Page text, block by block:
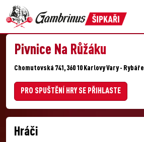
Pivnice Na Růžáku
Chomutovská 741, 360 10 Karlovy Vary - Rybáře
PRO SPUŠTĚNÍ HRY SE PŘIHLASTE
Hráči